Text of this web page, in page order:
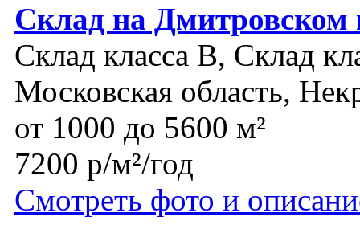
Склад на Дмитровском
Склад класса B, Склад
Московская область,
от 1000 до 5600 м²
7200 р/м²/год
Смотреть фото и